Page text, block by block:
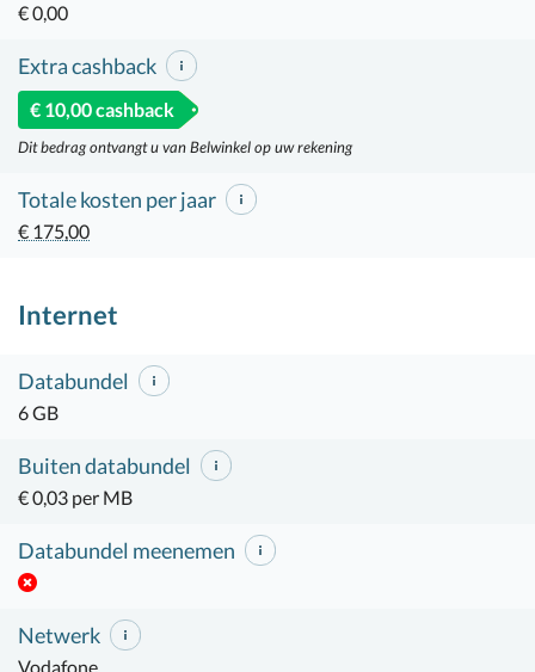
€ 0,00
Extra cashback
€ 10,00 cashback
Dit bedrag ontvangt u van Belwinkel op uw rekening
Totale kosten per jaar
€ 175,00
Internet
Databundel
6 GB
Buiten databundel
€ 0,03 per MB
Databundel meenemen
Netwerk
Vodafone